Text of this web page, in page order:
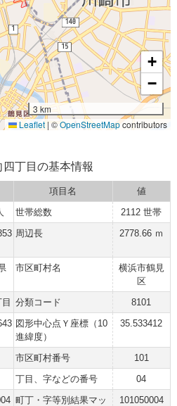
+
−
3 km
Leaflet | ©OpenStreetMapcontributors
丁目の基本情報
項目名
値
世帯総数
2112 世帯
周辺長 2778.66 ｍ
市区町村名
横浜市鶴見
区
分類コード
8101
図形中心点Ｙ座標（10
進緯度）
35.533412
市区町村番号
101
丁目、字などの番号
04
町丁・字等別結果マッ
101050004